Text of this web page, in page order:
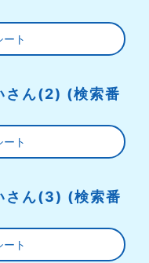
ート
ん(2) (検索番
ート
ん(3) (検索番
ート